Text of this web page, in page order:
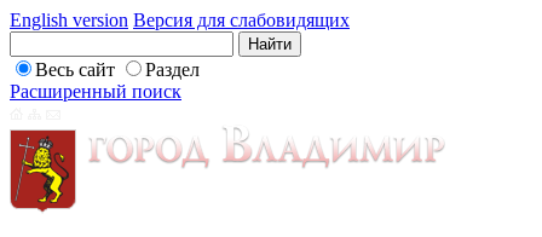
English version Версия для слабовидящих
Весь сайт
Раздел
Расширенный поиск